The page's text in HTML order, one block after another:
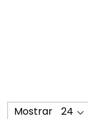
Mostrar